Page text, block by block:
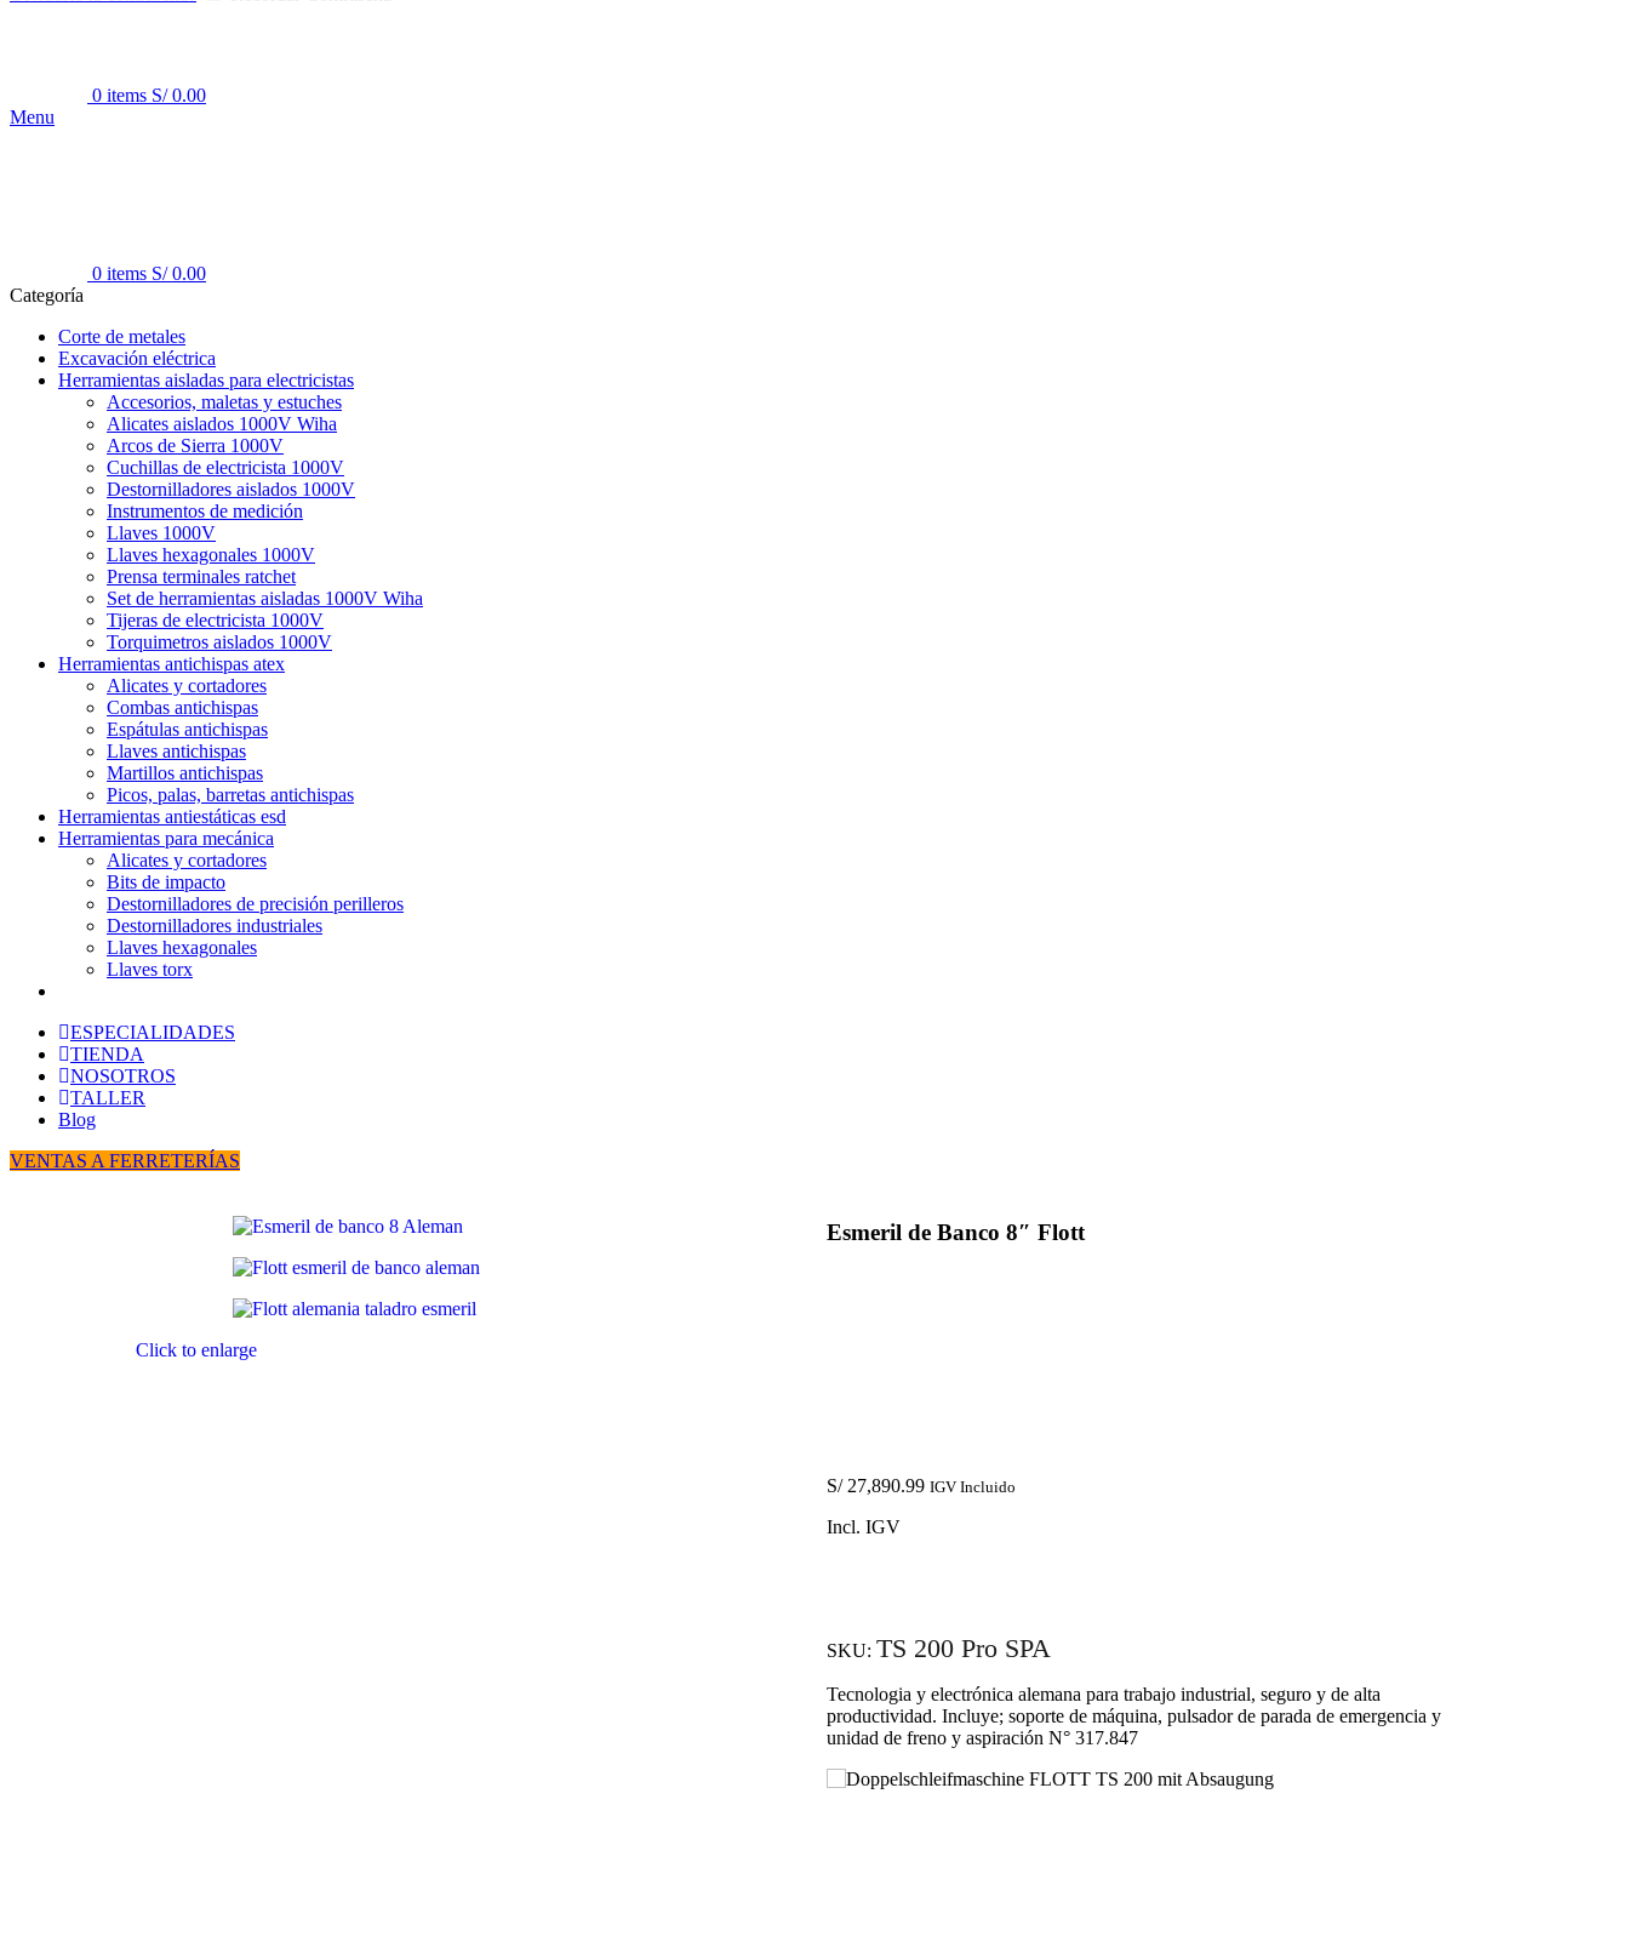
0 items S/0.00
Menu
0 items S/0.00
Categoría
Corte de metales
Excavación eléctrica
Herramientas aisladas para electricistas
Accesorios, maletas y estuches
Alicates aislados 1000V Wiha
Arcos de Sierra 1000V
Cuchillas de electricista 1000V
Destornilladores aislados 1000V
Instrumentos de medición
Llaves 1000V
Llaves hexagonales 1000V
Prensa terminales ratchet
Set de herramientas aisladas 1000V Wiha
Tijeras de electricista 1000V
Torquimetros aislados 1000V
Herramientas antichispas atex
Alicates y cortadores
Combas antichispas
Espátulas antichispas
Llaves antichispas
Martillos antichispas
Picos, palas, barretas antichispas
Herramientas antiestáticas esd
Herramientas para mecánica
Alicates y cortadores
Bits de impacto
Destornilladores de precisión perilleros
Destornilladores industriales
Llaves hexagonales
Llaves torx
ESPECIALIDADES
TIENDA
NOSOTROS
TALLER
Blog
VENTAS A FERRETERÍAS
Click to enlarge
Esmeril de Banco 8″ Flott
S/27,890.99 IGV Incluido
Incl. IGV
SKU: TS 200 Pro SPA
Tecnologia y electrónica alemana para trabajo industrial, seguro y de alta
productividad. Incluye; soporte de máquina, pulsador de parada de emergencia y
unidad de freno y aspiración N° 317.847